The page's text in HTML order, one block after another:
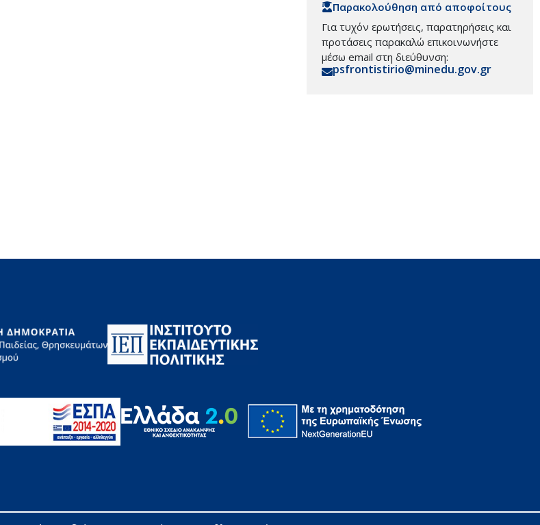
Παρακολούθηση από αποφοίτους
Για τυχόν ερωτήσεις, παρατηρήσεις και
προτάσεις παρακαλώ επικοινωνήστε
μέσω email στη διεύθυνση:
psfrontistirio@minedu.gov.gr